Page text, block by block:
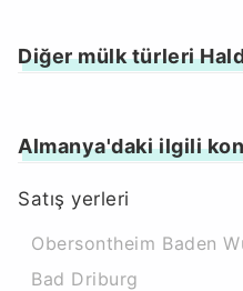
Diğer mülk türleri
Almanya'daki ilgili
Satış yerleri
Obersontheim Baden
Bad Driburg